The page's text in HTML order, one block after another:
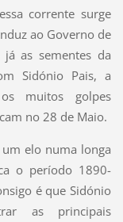
corrente surge
ao Governo de
as sementes da
Sidónio Pais, a
muitos golpes
no 28 de Maio.
elo numa longa
o período 1890-
é que Sidónio
as principais